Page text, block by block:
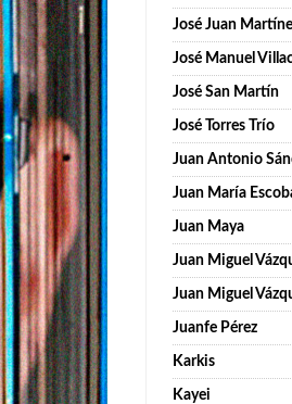
José Juan
José Manuel
José San Martín
José Torres Trío
Juan Antonio
Juan María
Juan Maya
Juan Miguel
Juan Miguel
Juanfe Pérez
Karkis
Kayei